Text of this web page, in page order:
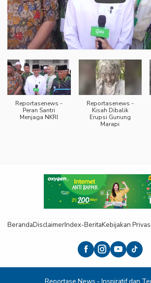
Reportasenews -
Peran Santri
Menjaga NKRI
Reportasenews -
Kisah Dibalik
Erupsi Gunung
Marapi
BerandaDisclaimerIndex-BeritaKebijakan Privasi